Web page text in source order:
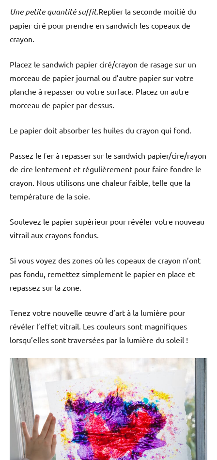
Une petite quantité suffit.Replier la seconde moitié du
papier ciré pour prendre en sandwich les copeaux de
crayon.
Placez le sandwich papier ciré/crayon de rasage sur un
morceau de papier journal ou d’autre papier sur votre
planche à repasser ou votre surface. Placez un autre
morceau de papier par-dessus.
Le papier doit absorber les huiles du crayon qui fond.
Passez le fer à repasser sur le sandwich papier/cire/rayon
de cire lentement et régulièrement pour faire fondre le
crayon. Nous utilisons une chaleur faible, telle que la
température de la soie.
Soulevez le papier supérieur pour révéler votre nouveau
vitrail aux crayons fondus.
Si vous voyez des zones où les copeaux de crayon n’ont
pas fondu, remettez simplement le papier en place et
repassez sur la zone.
Tenez votre nouvelle œuvre d’art à la lumière pour
révéler l’effet vitrail. Les couleurs sont magnifiques
lorsqu’elles sont traversées par la lumière du soleil !